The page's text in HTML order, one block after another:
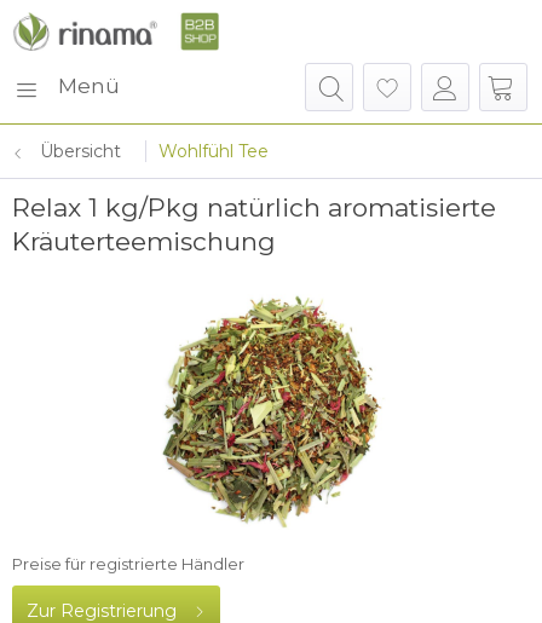
Menü
Übersicht Wohlfühl Tee
Relax 1 kg/Pkg natürlich aromatisierte
Kräuterteemischung
Preise für registrierte Händler
Zur Registrierung